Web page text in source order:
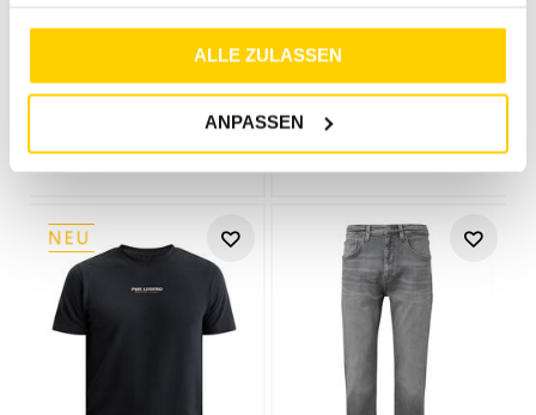
gesammelt haben.
ALLE ZULASSEN
ANPASSEN
POLO-SHIRT CREME